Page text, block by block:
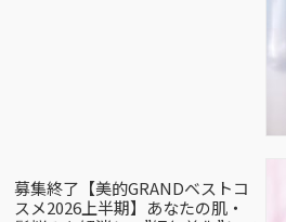
募集終了【美的GRANDベストコ
スメ2026上半期】あなたの肌・